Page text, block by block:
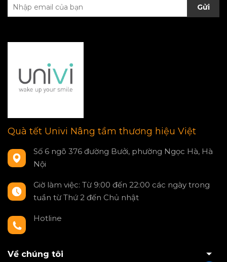
Gửi
Quà tết Univi Nâng tầm thương hiệu Việt
Số 6 ngõ 376 đường Bưởi, phường Ngọc Hà, Hà
Nội
Giờ làm việc: Từ 9:00 đến 22:00 các ngày trong
tuần từ Thứ 2 đến Chủ nhật
Hotline
Về chúng tôi